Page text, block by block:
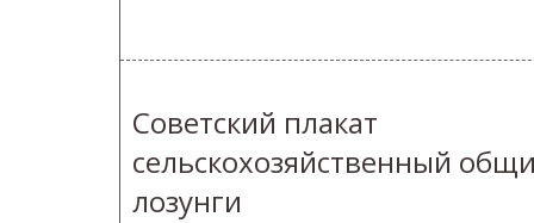
Советский плакат
сельскохозяйственный
лозунги